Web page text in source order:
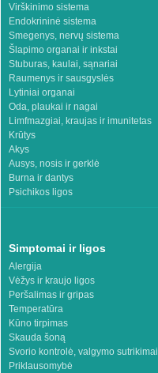
Virškinimo sistema
Endokrininė sistema
Smegenys, nervų sistema
Šlapimo organai ir inkstai
Stuburas, kaulai, sąnariai
Raumenys ir sausgyslės
Lytiniai organai
Oda, plaukai ir nagai
Limfmazgiai, kraujas ir imunitetas
Krūtys
Akys
Ausys, nosis ir gerklė
Burna ir dantys
Psichikos ligos
Simptomai ir ligos
Alergija
Vėžys ir kraujo ligos
Peršalimas ir gripas
Temperatūra
Kūno tirpimas
Skauda šoną
Svorio kontrolė, valgymo sutrikimai
Priklausomybė